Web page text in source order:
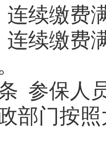
连续缴费
连续缴费
参保人
部门按